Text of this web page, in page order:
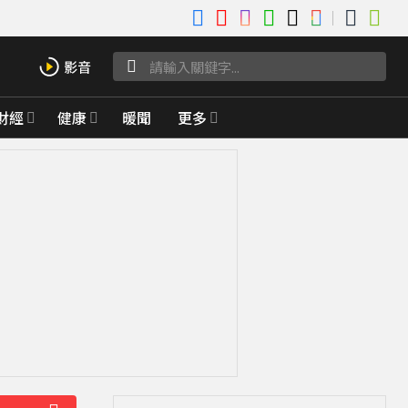
經 健康 暖聞 更多